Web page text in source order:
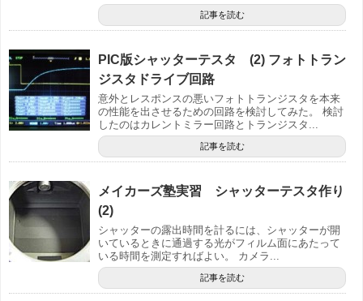
記事を読む
PIC版シャッターテスタ (2) フォトトラン
ジスタドライブ回路
意外とレスポンスの悪いフォトトランジスタを本来
の性能を出させるための回路を検討してみた。 検討
したのはカレントミラー回路とトランジスタ...
記事を読む
メイカーズ塾実習 シャッターテスタ作り
(2)
シャッターの露出時間を計るには、シャッターが開
いているときに通過する光がフィルム面にあたって
いる時間を測定すればよい。 カメラ...
記事を読む